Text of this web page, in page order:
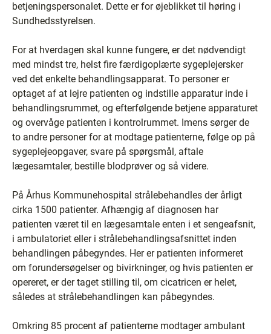
betjeningspersonalet. Dette er for øjeblikket til høring i
Sundhedsstyrelsen.
For at hverdagen skal kunne fungere, er det nødvendigt
med mindst tre, helst fire færdigoplærte sygeplejersker
ved det enkelte behandlingsapparat. To personer er
optaget af at lejre patienten og indstille apparatur inde i
behandlingsrummet, og efterfølgende betjene apparaturet
og overvåge patienten i kontrolrummet. Imens sørger de
to andre personer for at modtage patienterne, følge op på
sygeplejeopgaver, svare på spørgsmål, aftale
lægesamtaler, bestille blodprøver og så videre.
På Århus Kommunehospital strålebehandles der årligt
cirka 1500 patienter. Afhængig af diagnosen har
patienten været til en lægesamtale enten i et sengeafsnit,
i ambulatoriet eller i strålebehandlingsafsnittet inden
behandlingen påbegyndes. Her er patienten informeret
om forundersøgelser og bivirkninger, og hvis patienten er
opereret, er der taget stilling til, om cicatricen er helet,
således at strålebehandlingen kan påbegyndes.
Omkring 85 procent af patienterne modtager ambulant